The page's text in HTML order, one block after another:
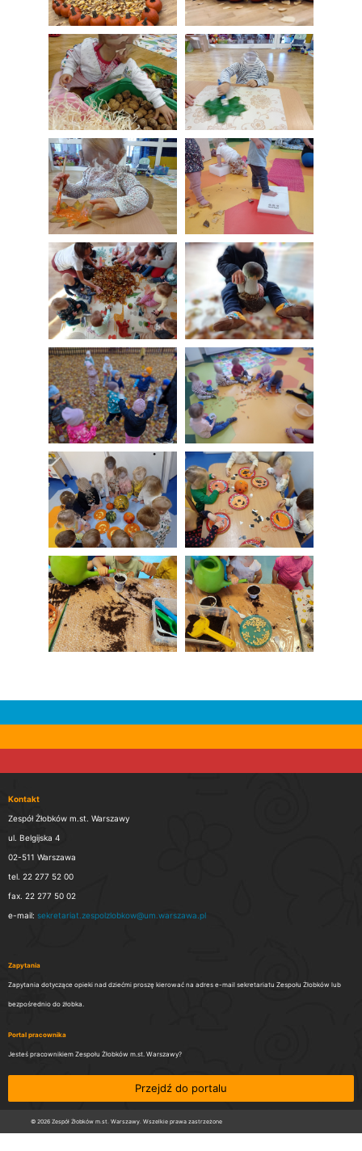
Kontakt
Zespół Żłobków m.st. Warszawy
ul. Belgijska 4
02-511 Warszawa
tel. 22 277 52 00
fax. 22 277 50 02
e-mail: sekretariat.zespolzlobkow@um.warszawa.pl
Zapytania
Zapytania dotyczące opieki nad dziećmi proszę kierować na adres e-mail sekretariatu Zespołu Żłobków lub
bezpośrednio do żłobka.
Portal pracownika
Jesteś pracownikiem Zespołu Żłobków m.st. Warszawy?
Przejdź do portalu
© 2026 Zespół Żłobków m.st. Warszawy. Wszelkie prawa zastrzeżone